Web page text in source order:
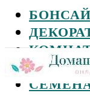
БОНСАЙ